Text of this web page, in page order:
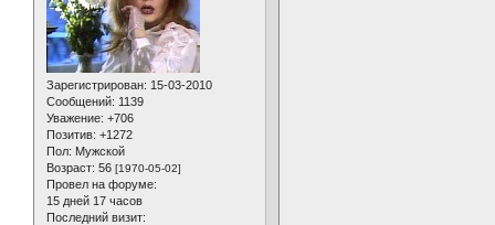
Зарегистрирован: 15-03-2010
Сообщений: 1139
Уважение: +706
Позитив: +1272
Пол: Мужской
Возраст: 56 [1970-05-02]
Провел на форуме:
15 дней 17 часов
Последний визит: